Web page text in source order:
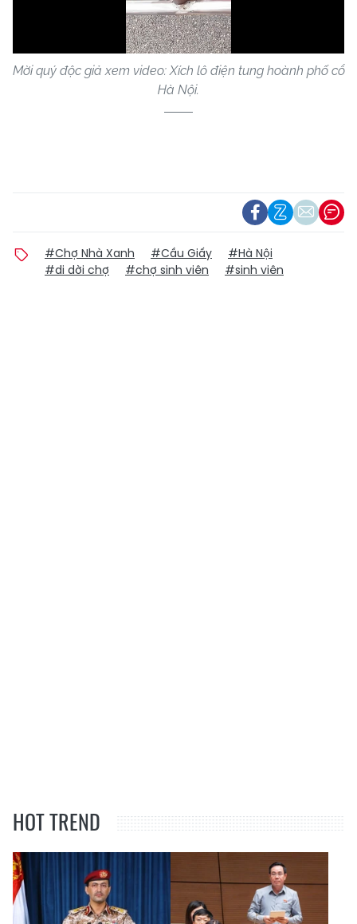
Video
Mời quý độc giả xem video: Xích lô điện tung hoành phố cổ
Hà Nội.
#Chợ Nhà Xanh #Cầu Giấy
#Hà Nội
#di dời chợ
#chợ sinh viên #sinh viên
HOT TREND